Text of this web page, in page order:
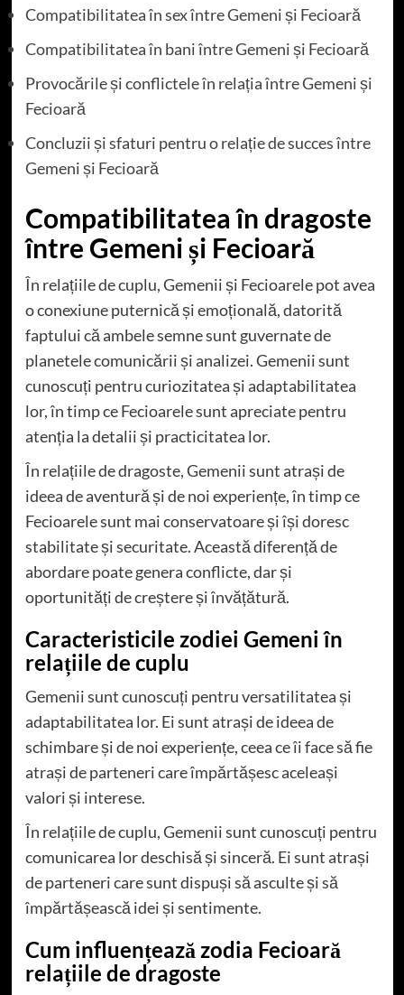
Compatibilitatea în sex între Gemeni și Fecioară
Compatibilitatea în bani între Gemeni și Fecioară
Provocările și conflictele în relația între Gemeni și
Fecioară
Concluzii și sfaturi pentru o relație de succes între
Gemeni și Fecioară
Compatibilitatea în dragoste
între Gemeni și Fecioară
În relațiile de cuplu, Gemenii și Fecioarele pot avea
o conexiune puternică și emoțională, datorită
faptului că ambele semne sunt guvernate de
planetele comunicării și analizei. Gemenii sunt
cunoscuți pentru curiozitatea și adaptabilitatea
lor, în timp ce Fecioarele sunt apreciate pentru
atenția la detalii și practicitatea lor.
În relațiile de dragoste, Gemenii sunt atrași de
ideea de aventură și de noi experiențe, în timp ce
Fecioarele sunt mai conservatoare și își doresc
stabilitate și securitate. Această diferență de
abordare poate genera conflicte, dar și
oportunități de creștere și învățătură.
Caracteristicile zodiei Gemeni în
relațiile de cuplu
Gemenii sunt cunoscuți pentru versatilitatea și
adaptabilitatea lor. Ei sunt atrași de ideea de
schimbare și de noi experiențe, ceea ce îi face să fie
atrași de parteneri care împărtășesc aceleași
valori și interese.
În relațiile de cuplu, Gemenii sunt cunoscuți pentru
comunicarea lor deschisă și sinceră. Ei sunt atrași
de parteneri care sunt dispuși să asculte și să
împărtășească idei și sentimente.
Cum influențează zodia Fecioară
relațiile de dragoste